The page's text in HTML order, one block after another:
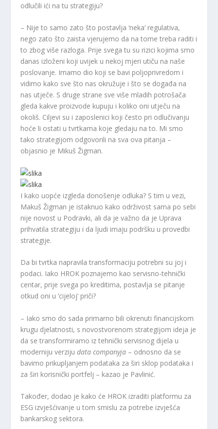
odlučili ići na tu strategiju?
– Nije to samo zato što postavlja ‘neka’ regulativa,
nego zato što zaista vjerujemo da na tome treba raditi i
to zbog više razloga. Prije svega tu su rizici kojima smo
danas izloženi koji uvijek u nekoj mjeri utiču na naše
poslovanje. Imamo dio koji se bavi poljoprivredom i
vidimo kako sve što nas okružuje i što se događa na
nas utječe. S druge strane sve više mladih potrošača
gleda kakve proizvode kupuju i koliko oni utječu na
okoliš. Ciljevi su i zaposlenici koji često pri odlučivanju
hoće li ostati u tvrtkama koje gledaju na to. Mi smo
tako strategijom odgovorili na sva ova pitanja –
objasnio je Mikuš Žigman.
I kako uopće izgleda donošenje odluka? S tim u vezi,
Makuš Žigman je istaknuo kako održivost sama po sebi
nije novost u Podravki, ali da je važno da je Uprava
prihvatila strategiju i da ljudi imaju podršku u provedbi
strategije.
Da bi tvrtka napravila transformaciju potrebni su joj i
podaci. Iako HROK poznajemo kao servisno-tehnički
centar, prije svega po kreditima, postavlja se pitanje
otkud oni u ‘cijeloj’ priči?
– Iako smo do sada primarno bili okrenuti financijskom
krugu djelatnosti, s novostvorenom strategijom ideja je
da se transformiramo iz tehnički servisnog dijela u
moderniju verzijudata companyja – odnosno da se
bavimo prikupljanjem podataka za širi sklop podataka i
za širi korisnički portfelj – kazao je Pavlinić.
Također, dodao je kako će HROK izraditi platformu za
ESG izvješćivanje u tom smislu za potrebe izvješća
bankarskog sektora.